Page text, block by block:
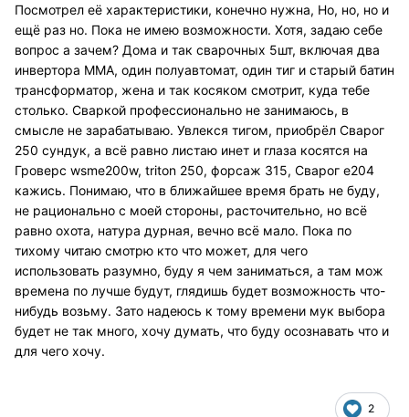
Посмотрел её характеристики, конечно нужна, Но, но, но и
ещё раз но. Пока не имею возможности. Хотя, задаю себе
вопрос а зачем? Дома и так сварочных 5шт, включая два
инвертора ММА, один полуавтомат, один тиг и старый батин
трансформатор, жена и так косяком смотрит, куда тебе
столько. Сваркой профессионально не занимаюсь, в
смысле не зарабатываю. Увлекся тигом, приобрёл Сварог
250 сундук, а всё равно листаю инет и глаза косятся на
Гроверс wsme200w, triton 250, форсаж 315, Сварог e204
кажись. Понимаю, что в ближайшее время брать не буду,
не рационально с моей стороны, расточительно, но всё
равно охота, натура дурная, вечно всё мало. Пока по
тихому читаю смотрю кто что может, для чего
использовать разумно, буду я чем заниматься, а там мож
времена по лучше будут, глядишь будет возможность что-
нибудь возьму. Зато надеюсь к тому времени мук выбора
будет не так много, хочу думать, что буду осознавать что и
для чего хочу.
2